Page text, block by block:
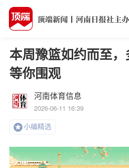
本周豫篮如约而至
等你围观
河南体育信息
2026-06-11 16:39
小编精选